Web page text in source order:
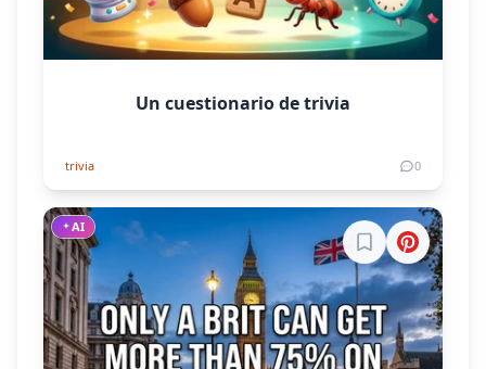
Un cuestionario de trivia
trivia 0
AI
Inicia sesión